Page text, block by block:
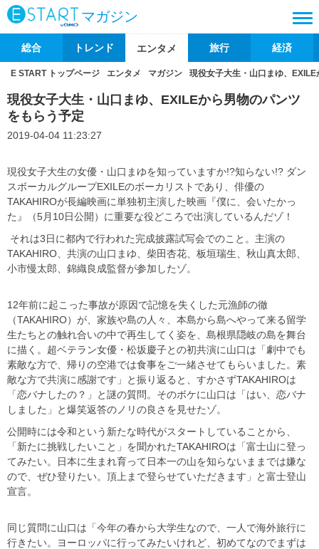
マガジン
総合 トレンド エンタメ 旅行 経済
E START トップページ エンタメ マガジン 現役女子大生・山口まゆ、
現役女子大生・山口まゆ、EXILEから男物のパンツ
をもらう予定
2019-04-04 11:23:27
現役女子大生の女優・山口まゆを知っていますか!?知らない!? ダン
スボーカルグループEXILEのボーカリストであり、俳優の
TAKAHIROが長編映画に単独初主演した映画『僕に、会いたかっ
た』（5月10日公開）に重要な役どころで出演しているんだゾ！
それは3日に都内で行われた完成披露試写会でのこと。主演の
TAKAHIRO、共演の山口まゆ、柴田杏花、板垣瑞生、秋山真太郎、
小市慢太郎、錦織良成監督が参加したゾ。
12年前に起こった事故が原因で記憶を失くした元漁師の徹
（TAKAHIRO）が、家族や島の人々、本島から島へやって来る留学
生たちとの触れ合いの中で再生してく姿を、島根県隠岐の島を舞台
に描く。超ベテラン女優・松坂慶子との初共演に山口は「劇中でも
素敵な方で、帰りの空港では食事をご一緒させてもらいました。素
敵な方で共演に感謝です」と振り返ると、すかさずTAKAHIROは
「恋バナしたの？」と謎の質問。そのボケに山口は「はい、恋バナ
しました」と爆笑返答のノリの良さを見せたゾ。
公開時には令和という新たな時代がスタートしていることから、
「新たに挑戦したいこと」を聞かれたTAKAHIROは「富士山に登っ
てみたい。日本に生まれ育って日本一の山を知らないままでは嫌な
ので、ぜひ登りたい。頂上まで登らせていただきます」と富士登山
宣言。
同じ質問に山口は「今年の春から大学生なので、一人で海外旅行に
行きたい。ヨーロッパに行ってみたいけれど、初めてなのでまずは